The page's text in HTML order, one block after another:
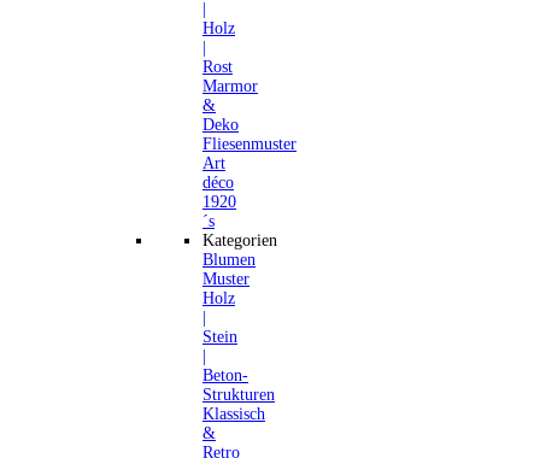
Holz
Rost
Marmor
&
Deko
Fliesenmuster
Art
déco
1920
´s
Kategorien
Blumen
Muster
Holz
Stein
Beton-
Strukturen
Klassisch
&
Retro